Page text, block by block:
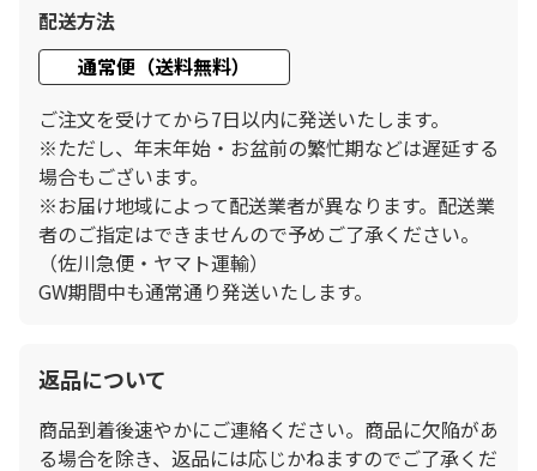
配送方法
通常便（送料無料）
ご注文を受けてから7日以内に発送いたします。
※ただし、年末年始・お盆前の繁忙期などは遅延する
場合もございます。
※お届け地域によって配送業者が異なります。配送業
者のご指定はできませんので予めご了承ください。
（佐川急便・ヤマト運輸）
GW期間中も通常通り発送いたします。
返品について
商品到着後速やかにご連絡ください。商品に欠陥があ
る場合を除き、返品には応じかねますのでご了承くだ